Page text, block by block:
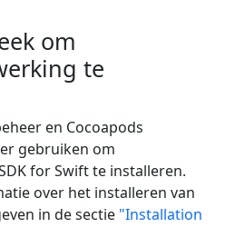
om
te
en Cocoapods
gebruiken om
for Swift te installeren.
over het installeren van
in de sectie "Installation